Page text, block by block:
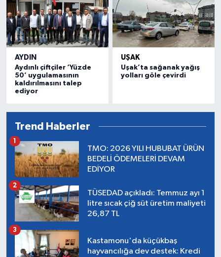
AYDIN
Aydınlı çiftçiler ‘Yüzde
50’ uygulamasının
kaldırılmasını talep
ediyor
UŞAK
Uşak’ta sağanak yağış
yolları göle çevirdi
Trend Haberler
TMO: 2026 YILI HUBUBAT ÜRÜN
BEDELİ ÖDEMELERİ DEVAM
EDİYOR
1
TÜSEDAD açıkladı: Temmuz ayı 1
litre sıcak çiğ süt üretim maliyeti
26,87 TL
2
Kastamonu'da küçükbaş
hayvancılığa dev destek: Kredi
3